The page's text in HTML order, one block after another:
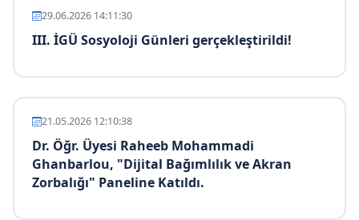
29.06.2026 14:11:30
III. İGÜ Sosyoloji Günleri gerçekleştirildi!
21.05.2026 12:10:38
Dr. Öğr. Üyesi Raheeb Mohammadi
Ghanbarlou, "Dijital Bağımlılık ve Akran
Zorbalığı" Paneline Katıldı.